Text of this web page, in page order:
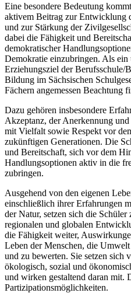
Eine besondere Bedeutung
aktivem Beitrag zur Entwicklung
und zur Stärkung der
dabei die Fähigkeit und
demokratischer
Demokratie einzubringen. Als ein
Erziehungsziel der Berufsschule/
Bildung im Sächsischen
Fächern angemessen Beachtung
Dazu gehören insbesondere
Akzeptanz, der Anerkennung
mit Vielfalt sowie Respekt vor
zukünftigen Generationen. Die
und Bereitschaft, sich vor dem
Handlungsoptionen aktiv in die
zubringen.
Ausgehend von den eigenen
einschließlich ihrer Erfahrungen
der Natur, setzen sich die
regionalen und globalen
die Fähigkeit weiter,
Leben der Menschen, die
und zu bewerten. Sie setzen sich
ökologisch, sozial und
und wirken gestaltend daran mit.
Partizipationsmöglichkeiten.